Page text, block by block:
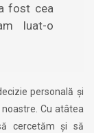
fost cea
luat-o
personală și
Cu atâtea
cercetăm și să